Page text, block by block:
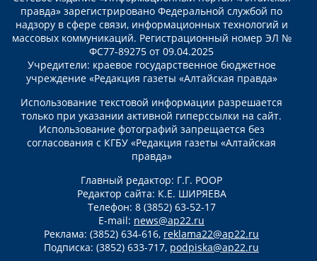
правда» зарегистрировано Федеральной службой по
надзору в сфере связи, информационных технологий и
массовых коммуникаций. Регистрационный номер ЭЛ №
ФС77-89275 от 09.04.2025
Учредители: краевое государственное бюджетное
учреждение «Редакция газеты «Алтайская правда»
Использование текстовой информации разрешается
только при указании активной гиперссылки на сайт.
Использование фотографий запрещается без
согласования с КГБУ «Редакция газеты «Алтайская
правда»
Главный редактор: Г.Г. РООР
Редактор сайта: К.Е. ШИРЯЕВА
Телефон: 8 (3852) 63-52-17
E-mail: news@ap22.ru
Реклама: (3852) 634-616, reklama22@ap22.ru
Подписка: (3852) 633-717, podpiska@ap22.ru